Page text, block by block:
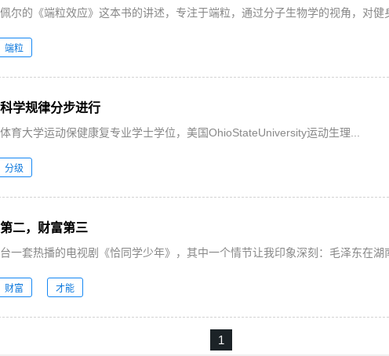
尔的《端粒效应》这本书的讲述，专注于端粒，通过分子生物学的视角，对健
端粒
学规律分步进行
育大学运动保健康复专业学士学位，美国OhioStateUniversity运动生理...
分级
二，财富第三
一套热播的电视剧《恰同学少年》，其中一个情节让我印象深刻：毛泽东在湖
财富 才能
1